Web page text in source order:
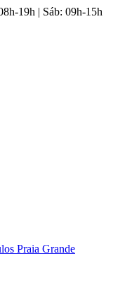
19h | Sáb: 09h-15h
Praia Grande